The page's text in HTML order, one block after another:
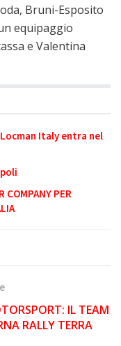
Bruni-Esposito
equipaggio
e Valentina
Italy entra nel
COMPANY PER
IL TEAM
RALLY TERRA